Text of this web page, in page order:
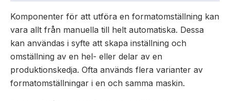
Komponenter för att utföra en formatomställning kan
vara allt från manuella till helt automatiska. Dessa
kan användas i syfte att skapa inställning och
omställning av en hel- eller delar av en
produktionskedja. Ofta används flera varianter av
formatomställningar i en och samma maskin.